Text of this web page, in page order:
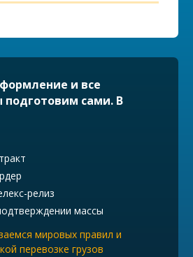
и все
сами. В
релиз
массы
мировых правил и
перевозке грузов